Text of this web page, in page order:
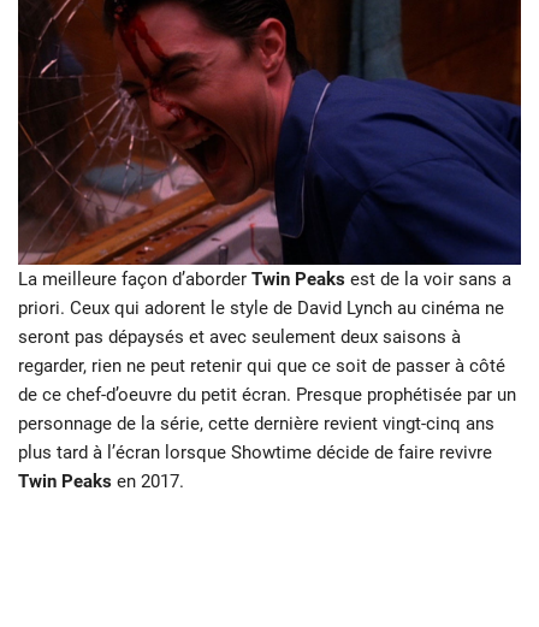
La meilleure façon d’aborder Twin Peaks est de la voir sans a
priori. Ceux qui adorent le style de David Lynch au cinéma ne
seront pas dépaysés et avec seulement deux saisons à
regarder, rien ne peut retenir qui que ce soit de passer à côté
de ce chef-d’oeuvre du petit écran. Presque prophétisée par un
personnage de la série, cette dernière revient vingt-cinq ans
plus tard à l’écran lorsque Showtime décide de faire revivre
Twin Peaks en 2017.